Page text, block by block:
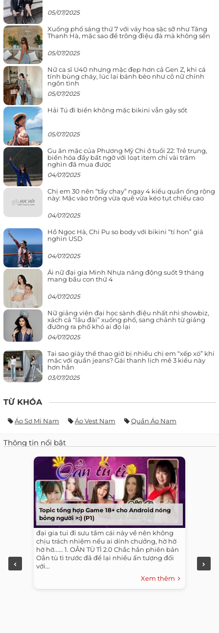
05/07/2025
Xuống phố sáng thứ 7 với váy hoa sặc sỡ như Tăng
Thanh Hà, mặc sao để trông điệu đà mà không sến
05/07/2025
Nữ ca sĩ U40 nhưng mặc đẹp hơn cả Gen Z, khi cá
tính bùng cháy, lúc lại bánh bèo như cô nữ chính
ngôn tình
05/07/2025
Hải Tú đi biển không mặc bikini vẫn gây sốt
05/07/2025
Gu ăn mặc của Phương Mỹ Chi ở tuổi 22: Trẻ trung,
biến hóa đầy bất ngờ với loạt item chỉ vài trăm
nghìn đã mua được
04/07/2025
Chị em 30 nên “tẩy chay” ngay 4 kiểu quần ống rộng
này: Mặc vào trông vừa quê vừa kéo tụt chiều cao
04/07/2025
Hồ Ngọc Hà, Chi Pu so body với bikini “tí hon” giá
nghìn USD
04/07/2025
Ái nữ đại gia Minh Nhựa năng động suốt 9 tháng
mang bầu con thứ 4
04/07/2025
Nữ giảng viên đại học sành điệu nhất nhì showbiz,
xách cả “lâu đài” xuống phố, sang chảnh từ giảng
đường ra phố khó ai đọ lại
04/07/2025
Tại sao giày thể thao giờ bị nhiều chị em “xếp xó” khi
mặc với quần jeans? Gái thanh lịch mê 3 kiểu này
hơn hẳn
03/07/2025
TỪ KHÓA
Áo Sơ Mi Nam Áo Vest Nam Quần Áo Nam
Thông tin nổi bật
Topic tổng hợp Game 18+ cho Android nóng
bỏng người >:) (P1)
đại gia tui đi sưu tầm cái này về nên không
chịu trách nhiệm nếu ai dính chưởng, hờ hờ
hờ hờ...... 1. OẲN TÙ TÌ 2.0 Chắc hẳn phiên bản
Oẳn tù tì trước đã để lại nhiều ấn tượng đối
với...
Xem thêm